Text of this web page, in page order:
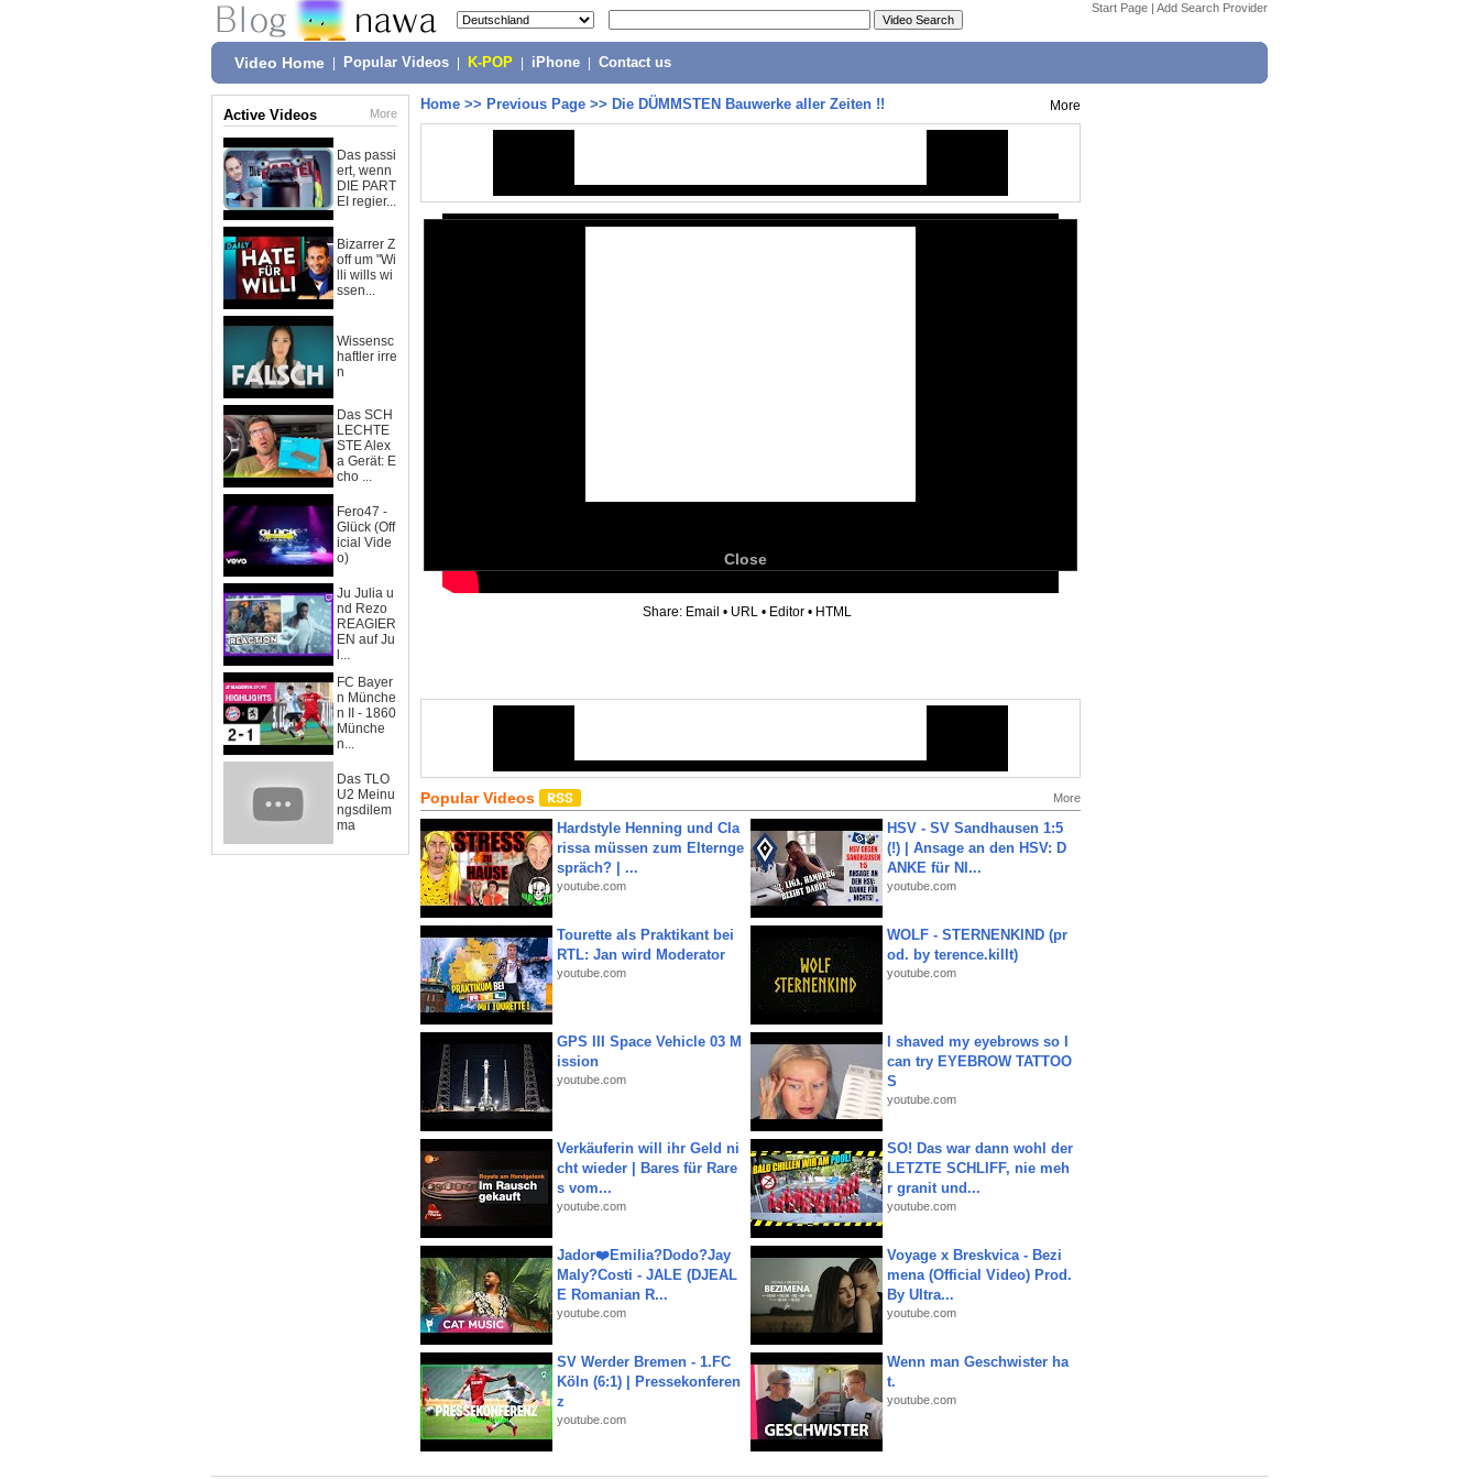
Start Page | Add Search Provider
Video Home Popular Videos K-POP iPhone Contact us
Active Videos More
Das passi
ert, wenn
DIE PART
EI regier...
Bizarrer Z
off um "Wi
lli wills wi
ssen...
Wissensc
haftler irre
n
Das SCH
LECHTE
STE Alex
a Gerät: E
cho ...
Fero47 -
Glück (Off
icial Vide
o)
Ju Julia u
nd Rezo
REAGIER
EN auf Ju
l...
FC Bayer
n Münche
n II - 1860
Münche
n...
Das TLO
U2 Meinu
ngsdilem
ma
Home >> Previous Page >> Die DÜMMSTEN Bauwerke aller Zeiten !! More
Close
Share: Email • URL • Editor • HTML
Popular Videos More
Hardstyle Henning und Cla
rissa müssen zum Elternge
spräch? | ...
youtube.com
HSV - SV Sandhausen 1:5
(!) | Ansage an den HSV: D
ANKE für NI...
youtube.com
Tourette als Praktikant bei
RTL: Jan wird Moderator
youtube.com
WOLF - STERNENKIND (pr
od. by terence.killt)
youtube.com
GPS III Space Vehicle 03 M
ission
youtube.com
I shaved my eyebrows so I
can try EYEBROW TATTOO
S
youtube.com
Verkäuferin will ihr Geld ni
cht wieder | Bares für Rare
s vom...
youtube.com
SO! Das war dann wohl der
LETZTE SCHLIFF, nie meh
r granit und...
youtube.com
Jador❤️Emilia?Dodo?Jay
Maly?Costi - JALE (DJEAL
E Romanian R...
youtube.com
Voyage x Breskvica - Bezi
mena (Official Video) Prod.
By Ultra...
youtube.com
SV Werder Bremen - 1.FC
Köln (6:1) | Pressekonferen
z
youtube.com
Wenn man Geschwister ha
t.
youtube.com